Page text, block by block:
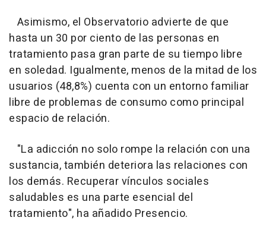
Asimismo, el Observatorio advierte de que
hasta un 30 por ciento de las personas en
tratamiento pasa gran parte de su tiempo libre
en soledad. Igualmente, menos de la mitad de los
usuarios (48,8%) cuenta con un entorno familiar
libre de problemas de consumo como principal
espacio de relación.
"La adicción no solo rompe la relación con una
sustancia, también deteriora las relaciones con
los demás. Recuperar vínculos sociales
saludables es una parte esencial del
tratamiento", ha añadido Presencio.